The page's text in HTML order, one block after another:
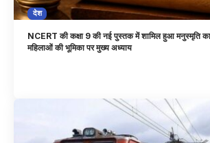
देश
NCERT की कक्षा 9 की नई पुस्तक में शामिल हुआ मनुस्मृति
महिलाओं की भूमिका पर मुख्य अध्याय